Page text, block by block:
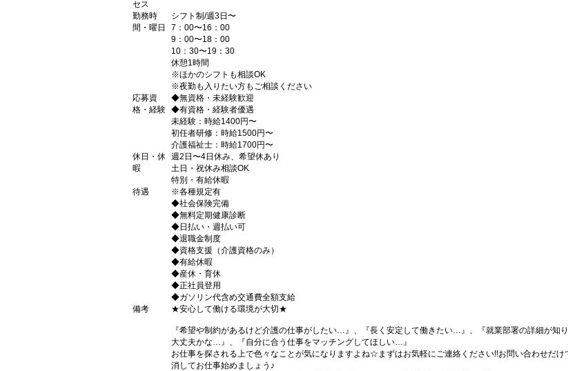
セス
勤務時
間・曜日
シフト制/週3日〜
7：00〜16：00
9：00〜18：00
10：30〜19：30
休憩1時間
※ほかのシフトも相談OK
※夜勤も入りたい方もご相談ください
応募資
格・経験
◆無資格・未経験歓迎
◆有資格・経験者優遇
未経験：時給1400円〜
初任者研修：時給1500円〜
介護福祉士：時給1700円〜
休日・休
暇
週2日〜4日休み、希望休あり
土日・祝休み相談OK
特別・有給休暇
待遇
※各種規定有
◆社会保険完備
◆無料定期健康診断
◆日払い・週払い可
◆退職金制度
◆資格支援（介護資格のみ）
◆有給休暇
◆産休・育休
◆正社員登用
◆ガソリン代含め交通費全額支給
備考
★安心して働ける環境が大切★
『希望や制約があるけど介護の仕事がしたい…』、『長く安定して働きたい…』、『就業部署の詳細が知
大丈夫かな…』、『自分に合う仕事をマッチングしてほしい…』
お仕事を探される上で色々なことが気になりますよね☆まずはお気軽にご連絡ください!!お問い合わせだけ
消してお仕事始めましょう♪